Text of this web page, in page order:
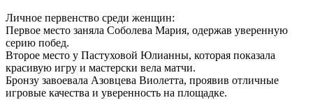
Личное первенство среди женщин:
Первое место заняла Соболева Мария, одержав уверенную
серию побед.
Второе место у Пастуховой Юлианны, которая показала
красивую игру и мастерски вела матчи.
Бронзу завоевала Азовцева Виолетта, проявив отличные
игровые качества и уверенность на площадке.